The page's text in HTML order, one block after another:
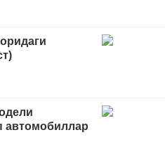
автомобиллар